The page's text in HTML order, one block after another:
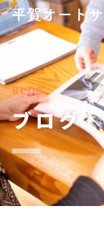
BLOG
ブログ